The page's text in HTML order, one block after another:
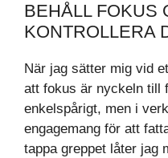
BEHÅLL FOKUS
KONTROLLERA
När jag sätter mig vid
att fokus är nyckeln till
enkelspårigt, men i
engagemang för att
tappa greppet låter jag